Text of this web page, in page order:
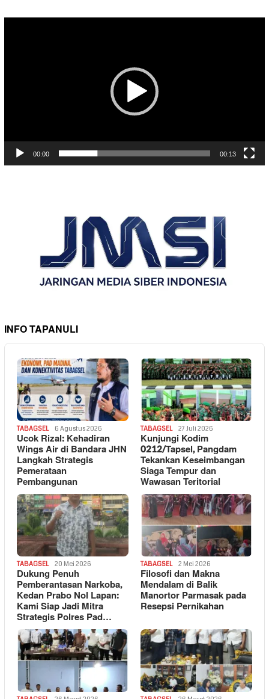
00:00 00:13
INFO TAPANULI
TABAGSEL 6 Agustus 2026
Ucok Rizal: Kehadiran
Wings Air di Bandara JHN
Langkah Strategis
Pemerataan
Pembangunan
TABAGSEL 27 Juli 2026
Kunjungi Kodim
0212/Tapsel, Pangdam
Tekankan Keseimbangan
Siaga Tempur dan
Wawasan Teritorial
TABAGSEL 20 Mei 2026
Dukung Penuh
Pemberantasan Narkoba,
Kedan Prabo Nol Lapan:
Kami Siap Jadi Mitra
Strategis Polres Pad…
TABAGSEL 2 Mei 2026
Filosofi dan Makna
Mendalam di Balik
Manortor Parmasak pada
Resepsi Pernikahan